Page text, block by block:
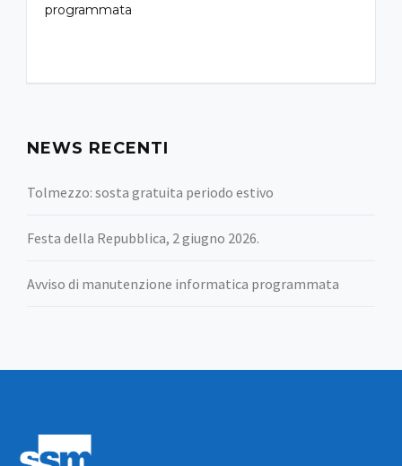
programmata
NEWS RECENTI
Tolmezzo: sosta gratuita periodo estivo
Festa della Repubblica, 2 giugno 2026.
Avviso di manutenzione informatica programmata